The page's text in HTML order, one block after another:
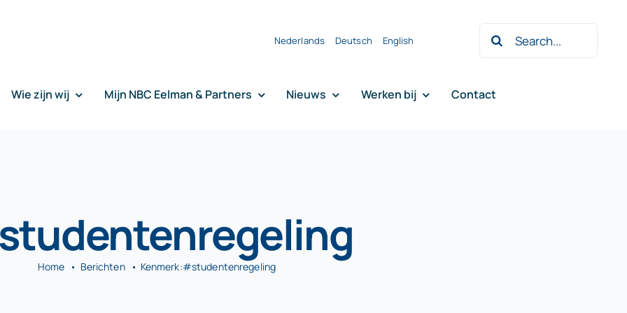
Nederlands Deutsch English
Zoeken
naar:
Wie zijn wij Mijn NBC Eelman & Partners Nieuws Werken bij Contact
Home Berichten Kenmerk:#studentenregeling